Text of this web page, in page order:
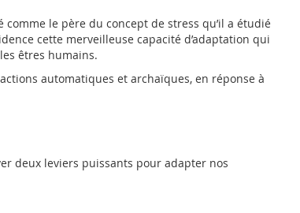
le père du concept de stress qu’il a étudié
cette merveilleuse capacité d’adaptation qui
êtres humains.
automatiques et archaïques, en réponse à
deux leviers puissants pour adapter nos